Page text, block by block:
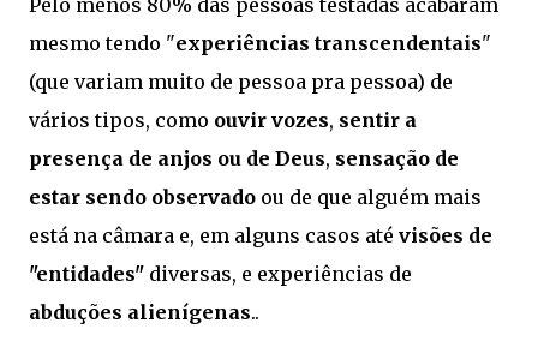
mesmo tendo "experiências transcendentais"
(que variam muito de pessoa pra pessoa) de
vários tipos, como ouvir vozes, sentir a
presença de anjos ou de Deus, sensação de
estar sendo observado ou de que alguém mais
está na câmara e, em alguns casos até visões de
"entidades" diversas, e experiências de
abduções alienígenas..